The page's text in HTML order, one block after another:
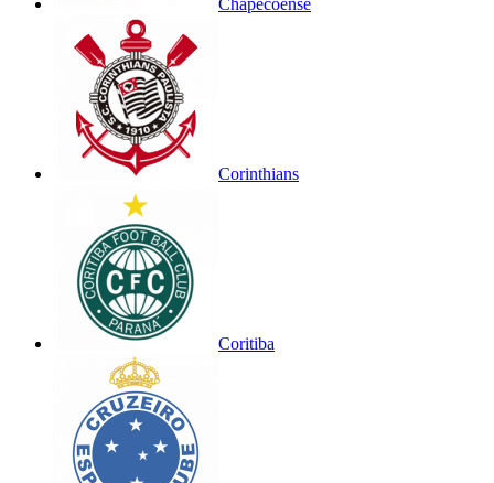
Chapecoense
Corinthians
Coritiba